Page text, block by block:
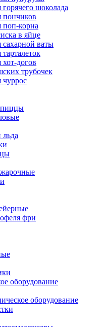
шоколада
пончиков
поп-корна
в яйце
ваты
догов
трубочек
чуррос
льда
фри
оборудование
оборудование